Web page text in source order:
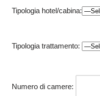
Tipologia hotel/cabina:
Tipologia trattamento:
Numero di camere: